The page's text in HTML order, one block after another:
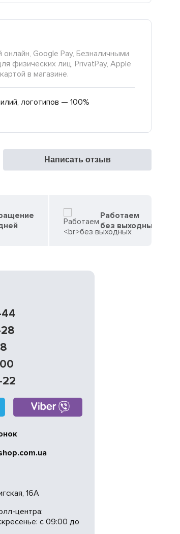
Google Pay, Безналичными
физических лиц, PrivatPay, Apple
в магазине.
логотипов — 100%
Написать отзыв
Работаем
без выходных
16А
центра:
с 09:00 до